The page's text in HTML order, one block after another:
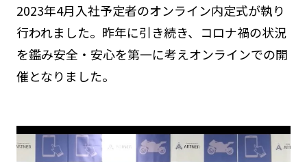
2023年4月入社予定者のオンライン内定式が執り
行われました。昨年に引き続き、コロナ禍の状況
を鑑み安全・安心を第一に考えオンラインでの開
催となりました。